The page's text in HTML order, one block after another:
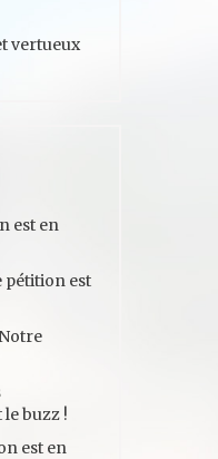
vertueux
est en
pétition est
Notre
buzz !
est en